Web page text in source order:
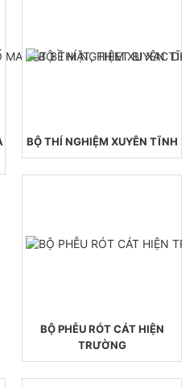
BỘ THÍ NGHIỆM XUYÊN TĨNH
BỘ PHỄU RÓT CÁT HIỆN
TRƯỜNG